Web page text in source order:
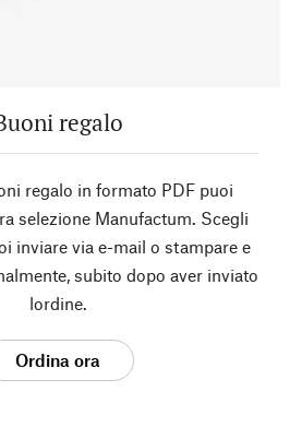
regalo
regalo in formato PDF puoi
selezione Manufactum. Scegli
inviare via e-mail o stampare e
subito dopo aver inviato
lordine.
Ordina ora